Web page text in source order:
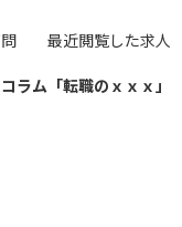
最近閲覧した求人
コラム「転職のｘｘｘ」